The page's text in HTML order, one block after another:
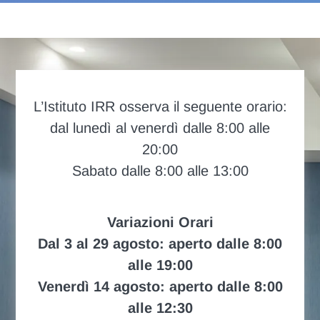
L’Istituto IRR osserva il seguente orario:
dal lunedì al venerdì dalle 8:00 alle
20:00
Sabato dalle 8:00 alle 13:00
Variazioni Orari
Dal 3 al 29 agosto: aperto dalle 8:00
alle 19:00
Venerdì 14 agosto: aperto dalle 8:00
alle 12:30